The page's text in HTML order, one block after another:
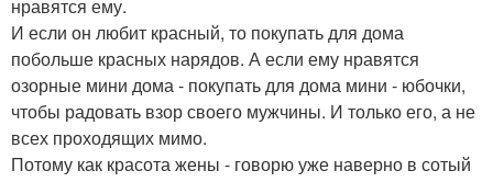
нравятся ему.
И если он любит красный, то покупать для дома
побольше красных нарядов. А если ему нравятся
озорные мини дома - покупать для дома мини - юбочки,
чтобы радовать взор своего мужчины. И только его, а не
всех проходящих мимо.
Потому как красота жены - говорю уже наверно в сотый